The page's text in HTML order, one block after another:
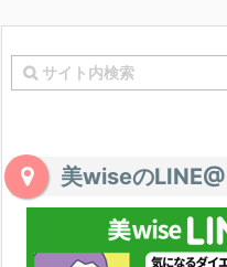
美wiseのLINE@